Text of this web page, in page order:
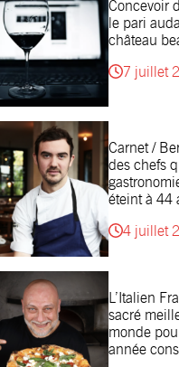
Concevoir
le pari
château
7 juillet
Carnet /
des chefs
éteint à 44
4 juillet
L’Italien
sacré
monde
année